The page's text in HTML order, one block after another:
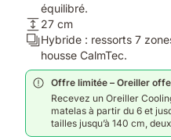
Sensation
douce
et
enveloppante
avec
un
soutien
équilibré.
équilibré.
Hauteur:
27
27 cm
Calques:
Hybride
:
ressorts
zones,
Emma
Hybride : ressorts 7
housse CalmTec.
Offre limitée – Oreiller
Recevez un Oreiller
matelas à partir du 6 et
tailles jusqu’à 140 cm,